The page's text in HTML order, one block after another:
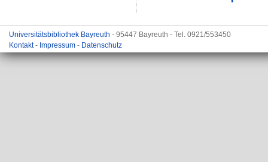
Universitätsbibliothek Bayreuth - 95447 Bayreuth - Tel. 0921/553450
Kontakt- Impressum - Datenschutz